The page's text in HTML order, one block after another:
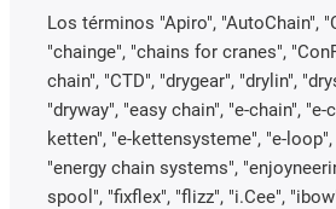
Los términos "Apiro", "AutoChain",
"chainge", "chains for cranes",
chain", "CTD", "drygear", "drylin",
"dryway", "easy chain", "e-chain",
ketten", "e-kettensysteme", "e-
"energy chain systems",
spool", "fixflex", "flizz", "i.Cee",